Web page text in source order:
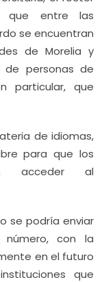
que entre las
se encuentran
de Morelia y
de personas de
particular, que
de idiomas,
para que los
acceder al
se podría enviar
con la
en el futuro
que